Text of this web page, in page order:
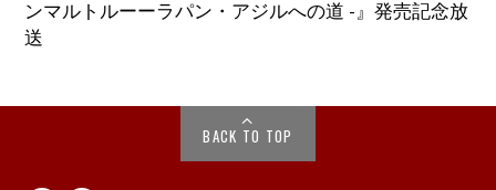
ンマルトルーーラパン・アジルへの道 -』発売記念放
送
BACK TO TOP